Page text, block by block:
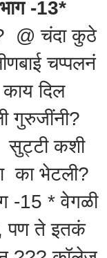
भाग -13*
@ चंदा कुठे
चप्पलनं
काय दिल
गुरुजींनी?
सुट्टी कशी
का भेटली?
-15 * वेगळी
पण ते इतकं